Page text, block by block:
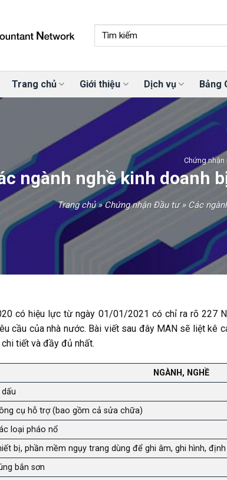
Trang chủ Giới thiệu Dịch vụ Bảng
Chứng
ngành nghề kinh doanh
Trang chủ»Chứng nhận Đầu tư» Các
có hiệu lực từ ngày 01/01/2021 có chỉ ra rõ 227
cầu của nhà nước. Bài viết sau đây MAN sẽ liệt kê
tiết và đầy đủ nhất.
NGÀNH, NGHỀ
cụ hỗ trợ (bao gồm cả sửa chữa)
loại pháo nổ
bị, phần mềm ngụy trang dùng để ghi âm, ghi hình,
bắn sơn